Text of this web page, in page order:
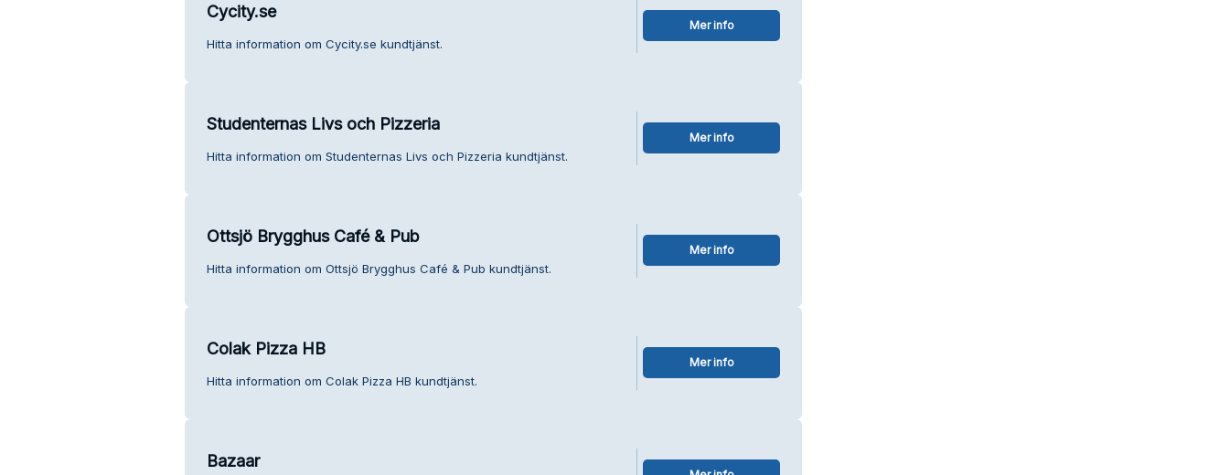
Cycity.se
Hitta information om Cycity.se kundtjänst.
Mer info
Studenternas Livs och Pizzeria
Hitta information om Studenternas Livs och Pizzeria kundtjänst.
Mer info
Ottsjö Brygghus Café & Pub
Hitta information om Ottsjö Brygghus Café & Pub kundtjänst.
Mer info
Colak Pizza HB
Hitta information om Colak Pizza HB kundtjänst.
Mer info
Bazaar